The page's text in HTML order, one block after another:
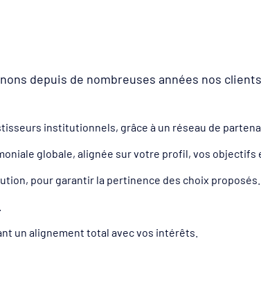
depuis de nombreuses années nos
institutionnels, grâce à un réseau de
globale, alignée sur votre profil, vos objectifs
pour garantir la pertinence des choix proposés.
un alignement total avec vos intérêts.